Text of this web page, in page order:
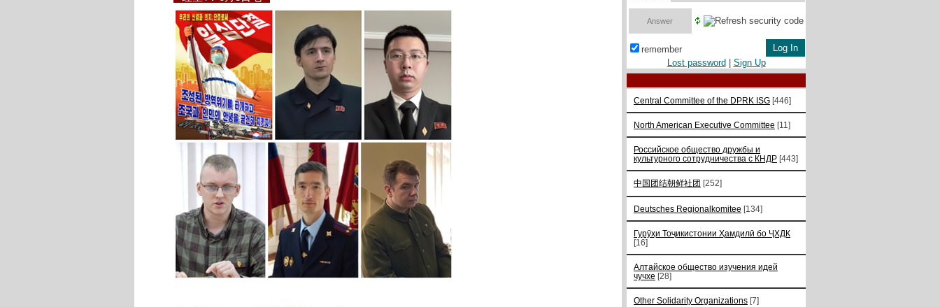
remember
Lost password
Sign Up
Central Committee of the DPRK ISG [446]
North American Executive Committee [11]
Российское общество дружбы и
культурного сотрудничества с КНДР [443]
中国团结朝鲜社团 [252]
Deutsches Regionalkomitee [134]
Гурӯҳи Тоҷикистонии Ҳамдилӣ бо ҶХДК
[16]
Алтайское общество изучения идей
чучхе [28]
Other Solidarity Organizations [7]